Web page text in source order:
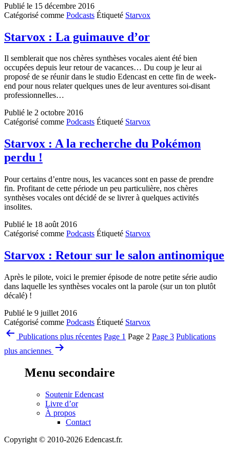
la
Publié le 15 décembre 2016
Catégorisé comme Podcasts Étiqueté Starvox
Starvox : La guimauve d’or
Il semblerait que nos chères synthèses vocales aient été bien
occupées depuis leur retour de vacances… Du coup je leur ai
proposé de se réunir dans le studio Edencast en cette fin de week-
end pour nous relater quelques unes de leur aventures soi-disant
professionnelles…
Publié le 2 octobre 2016
Catégorisé comme Podcasts Étiqueté Starvox
Starvox : A la recherche du Pokémon
perdu !
Pour certains d’entre nous, les vacances sont en passe de prendre
fin. Profitant de cette période un peu particulière, nos chères
synthèses vocales ont décidé de se livrer à quelques activités
insolites.
Publié le 18 août 2016
Catégorisé comme Podcasts Étiqueté Starvox
Starvox : Retour sur le salon antinomique
Après le pilote, voici le premier épisode de notre petite série audio
dans laquelle les synthèses vocales ont la parole (sur un ton plutôt
décalé) !
Publié le 9 juillet 2016
Catégorisé comme Podcasts Étiqueté Starvox
Pagination
des
Publications plus récentes Page 1 Page 2 Page 3 Publications
plus anciennes
Menu secondaire
Soutenir Edencast
Livre d’or
À propos
Contact
Copyright © 2010-2026 Edencast.fr.